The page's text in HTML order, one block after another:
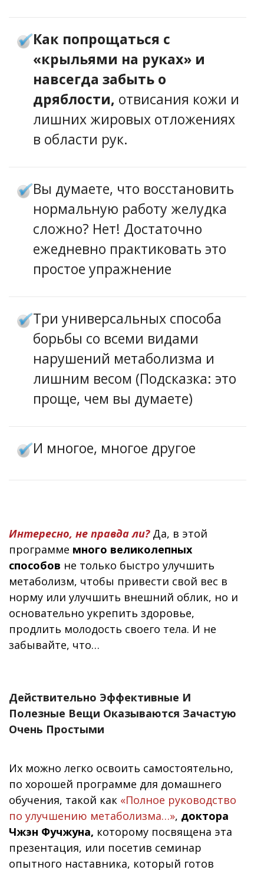
Как попрощаться с
«крыльями на руках» и
навсегда забыть о
дряблости, отвисания кожи и
лишних жировых отложениях
в области рук.
Вы думаете, что восстановить
нормальную работу желудка
сложно? Нет! Достаточно
ежедневно практиковать это
простое упражнение
Три универсальных способа
борьбы со всеми видами
нарушений метаболизма и
лишним весом (Подсказка: это
проще, чем вы думаете)
И многое, многое другое
Интересно, не правда ли? Да, в этой
программе много великолепных
способов не только быстро улучшить
метаболизм, чтобы привести свой вес в
норму или улучшить внешний облик, но и
основательно укрепить здоровье,
продлить молодость своего тела. И не
забывайте, что…
Действительно Эффективные И
Полезные Вещи Оказываются Зачастую
Очень Простыми
Их можно легко освоить самостоятельно,
по хорошей программе для домашнего
обучения, такой как «Полное руководство
по улучшению метаболизма…», доктора
Чжэн Фучжуна, которому посвящена эта
презентация, или посетив семинар
опытного наставника, который готов